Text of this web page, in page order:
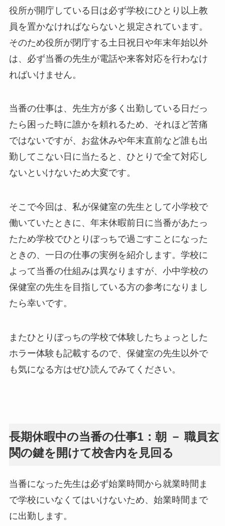
役所が開庁している日は必ず学校にひとり以上教
員を置かなければならないと規定されています。
そのため役所が閉庁する土日祝日や年末年始以外
は、必ず当番の先生が電話や来客対応を行わなけ
ればいけません。
当番の仕事は、先生方が多く出勤している日だっ
たら困った時に誰かを頼れるため、それほど苦痛
ではないですが、お盆休みや年末直前など誰も出
勤してこない日に当たると、ひとりで全て対応し
ないといけないため大変です。
そこで今回は、私が保健室の先生として小学校で
働いていたときに、年末休暇前日に当番があたっ
たため学校でひとりぼっちで過ごすことになった
ときの、一日の仕事の実例を紹介します。学校に
よって当番の仕組みは異なりますが、小中学校の
保健室の先生を目指している方の参考になりまし
たら幸いです。
またひとりぼっちの学校で体験したちょっとした
ホラー体験も記載するので、保健室の先生以外で
も気になる方はぜひ読んでみてください。
長期休暇中の当番の仕事1：朝 － 職員玄
関の鍵を開けて校舎内を見回る
当番になった先生は必ず始業時間から就業時間ま
で学校にいなくてはいけないため、始業時間まで
に出勤します。